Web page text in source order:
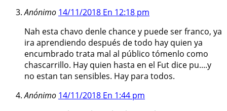
Anónimo 14/11/2018 En 12:18 pm
Nah esta chavo denle chance y puede ser franco, ya
ira aprendiendo después de todo hay quien ya
encumbrado trata mal al público tómenlo como
chascarrillo. Hay quien hasta en el Fut dice pu....y
no estan tan sensibles. Hay para todos.
Anónimo 14/11/2018 En 1:44 pm